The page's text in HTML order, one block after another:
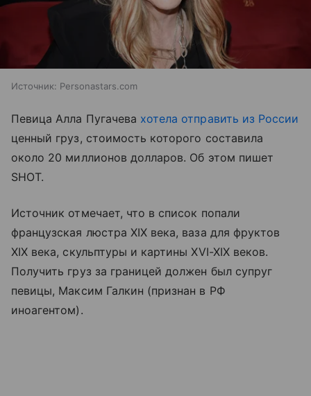
Источник: Personastars.com
Певица Алла Пугачева хотела отправить из России
ценный груз, стоимость которого составила
около 20 миллионов долларов. Об этом пишет
SHOT.
Источник отмечает, что в список попали
французская люстра XIX века, ваза для фруктов
XIX века, скульптуры и картины XVI-XIX веков.
Получить груз за границей должен был супруг
певицы, Максим Галкин (признан в РФ
иноагентом).